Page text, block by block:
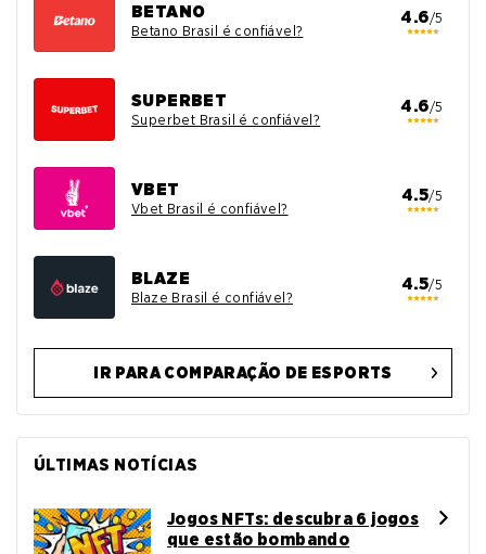
BETANO
Betano Brasil é confiável?
4.6/5
SUPERBET
Superbet Brasil é confiável?
4.6/5
VBET
Vbet Brasil é confiável?
4.5/5
BLAZE
Blaze Brasil é confiável?
4.5/5
IR PARA COMPARAÇÃO DE ESPORTS
ÚLTIMAS NOTÍCIAS
Jogos NFTs: descubra 6 jogos
que estão bombando